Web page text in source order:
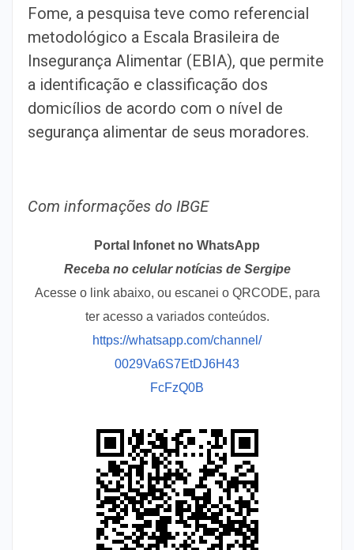
Fome, a pesquisa teve como referencial
metodológico a Escala Brasileira de
Insegurança Alimentar (EBIA), que permite
a identificação e classificação dos
domicílios de acordo com o nível de
segurança alimentar de seus moradores.
Com informações do IBGE
Portal Infonet no WhatsApp
Receba no celular notícias de Sergipe
Acesse o link abaixo, ou escanei o QRCODE, para
ter acesso a variados conteúdos.
https://whatsapp.com/channel/
0029Va6S7EtDJ6H43
FcFzQ0B